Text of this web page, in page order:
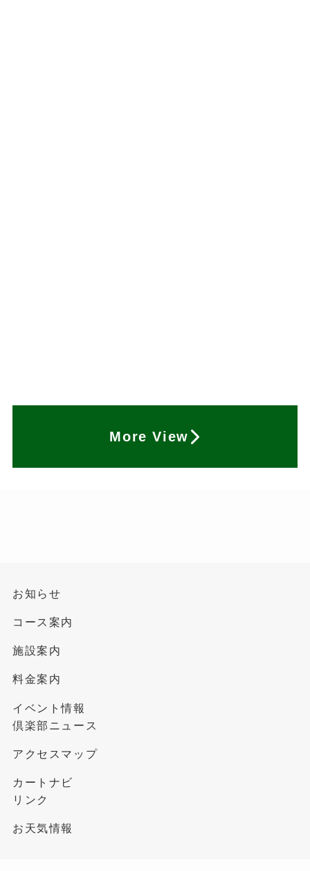
More View
お知らせ
コース案内
施設案内
料金案内
イベント情報
倶楽部ニュース
アクセスマップ
カートナビ
リンク
お天気情報